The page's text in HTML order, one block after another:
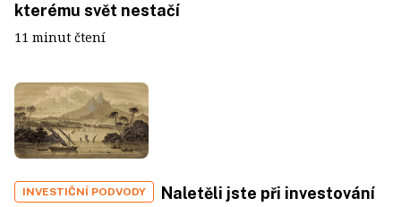
kterému svět nestačí
11 minut čtení
INVESTIČNÍ PODVODY
Naletěli jste při investování